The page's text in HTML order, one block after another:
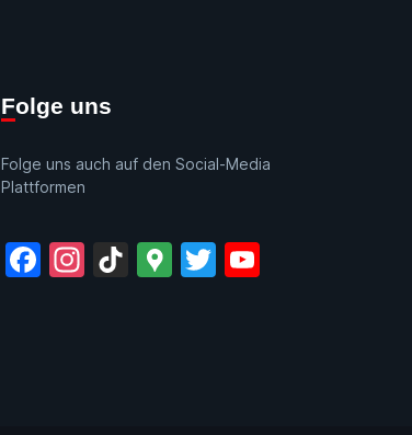
Folge uns
Folge uns auch auf den Social-Media
Plattformen
Facebook
Instagram
TikTok
GoogleTwitter